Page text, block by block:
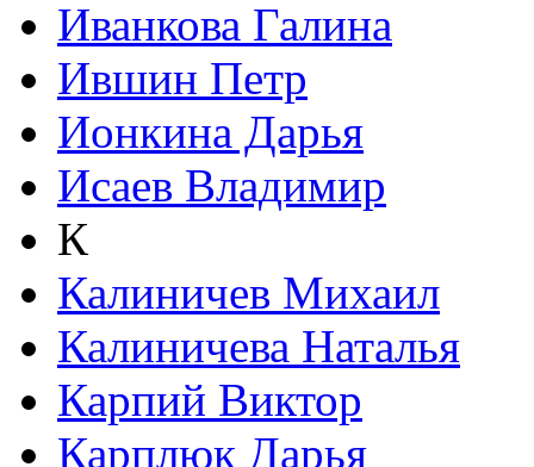
Иванкова Галина
Ившин Петр
Ионкина Дарья
Исаев Владимир
К
Калиничев Михаил
Калиничева Наталья
Карпий Виктор
Карплюк Дарья